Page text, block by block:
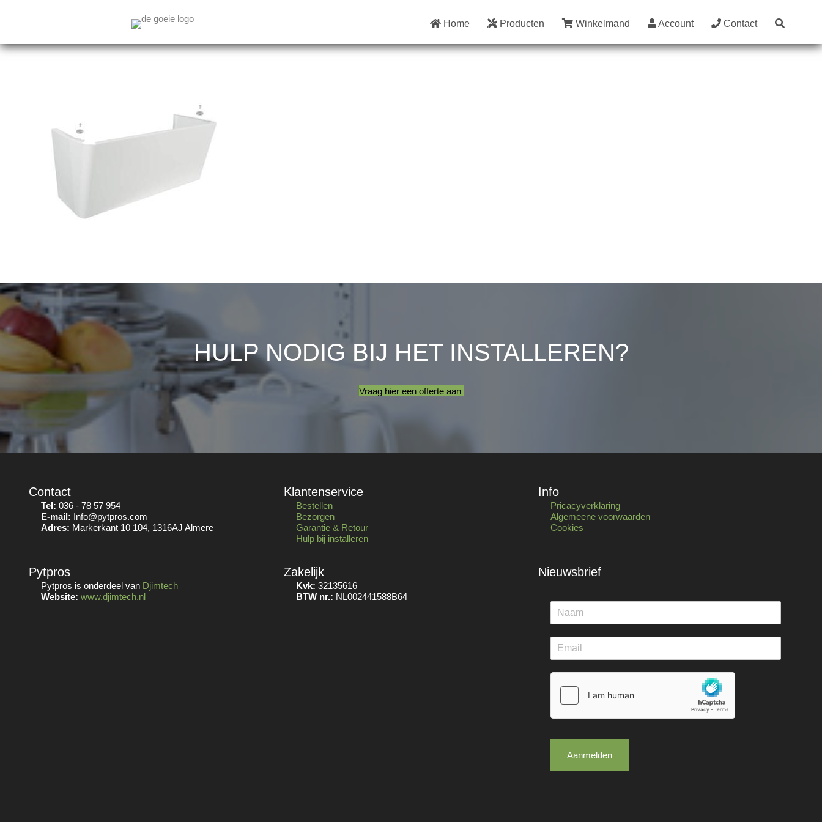
Home Producten Winkelmand Account Contact
HULP NODIG BIJ HET INSTALLEREN?
Vraag hier een offerte aan
Contact
Tel: 036 - 78 57 954
E-mail: Info@pytpros.com
Adres: Markerkant 10 104, 1316AJ Almere
Klantenservice
Bestellen
Bezorgen
Garantie & Retour
Hulp bij installeren
Info
Pricacyverklaring
Algemeene voorwaarden
Cookies
Pytpros
Pytpros is onderdeel van Djimtech
Website: www.djimtech.nl
Zakelijk
Kvk: 32135616
BTW nr.: NL002441588B64
Nieuwsbrief
Aanmelden